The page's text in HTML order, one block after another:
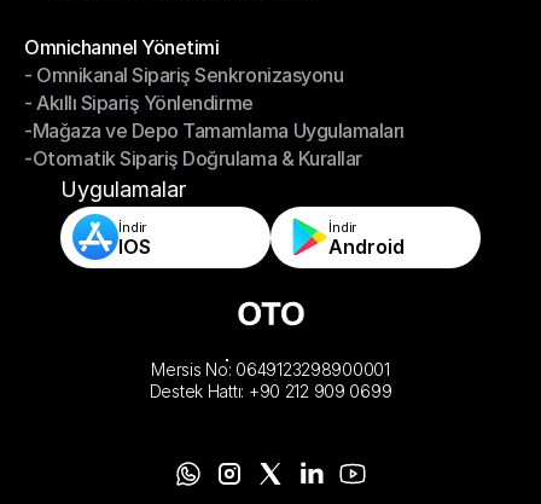
Omnichannel Yönetimi
Omnichannel Yönetimi
- Omnikanal Sipariş Senkronizasyonu
- Omnikanal Sipariş Senkronizasyonu
- Akıllı Sipariş Yönlendirme
- Akıllı Sipariş Yönlendirme
-Mağaza ve Depo Tamamlama Uygulamaları
-Mağaza ve Depo Tamamlama Uygulamaları
-Otomatik Sipariş Doğrulama & Kurallar
-Otomatik Sipariş Doğrulama & Kurallar
Uygulamalar
İndir
IOS
İndir
Android
Mersis No: 0649123298900001
Destek Hattı: +90 212 909 0699